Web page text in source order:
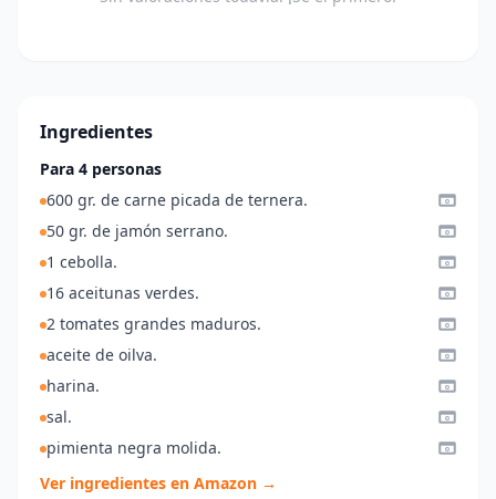
Ingredientes
Para 4 personas
600 gr. de carne picada de ternera.
50 gr. de jamón serrano.
1 cebolla.
16 aceitunas verdes.
2 tomates grandes maduros.
aceite de oilva.
harina.
sal.
pimienta negra molida.
Ver ingredientes en Amazon →